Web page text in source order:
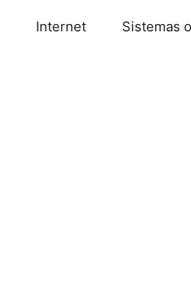
Internet Sistemas